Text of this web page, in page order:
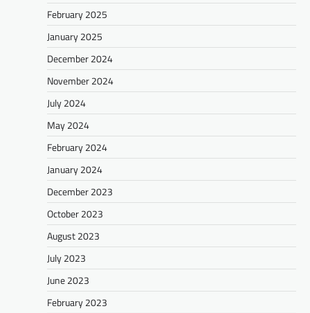
February 2025
January 2025
December 2024
November 2024
July 2024
May 2024
February 2024
January 2024
December 2023
October 2023
August 2023
July 2023
June 2023
February 2023